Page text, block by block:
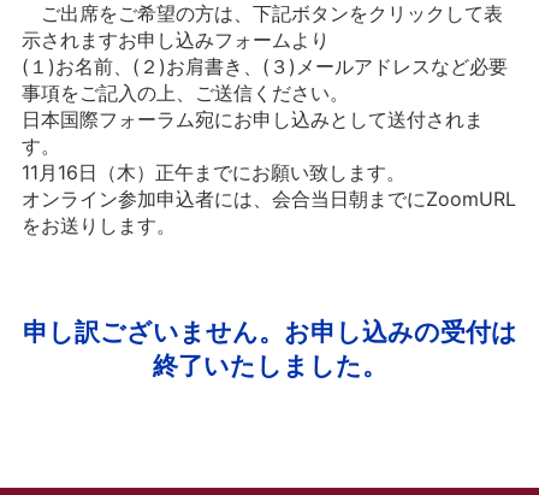
ご出席をご希望の方は、下記ボタンをクリックして表
示されますお申し込みフォームより
(１)お名前、(２)お肩書き、(３)メールアドレスなど必要
事項をご記入の上、ご送信ください。
日本国際フォーラム宛にお申し込みとして送付されま
す。
11月16日（木）正午までにお願い致します。
オンライン参加申込者には、会合当日朝までにZoomURL
をお送りします。
申し訳ございません。お申し込みの受付は
終了いたしました。